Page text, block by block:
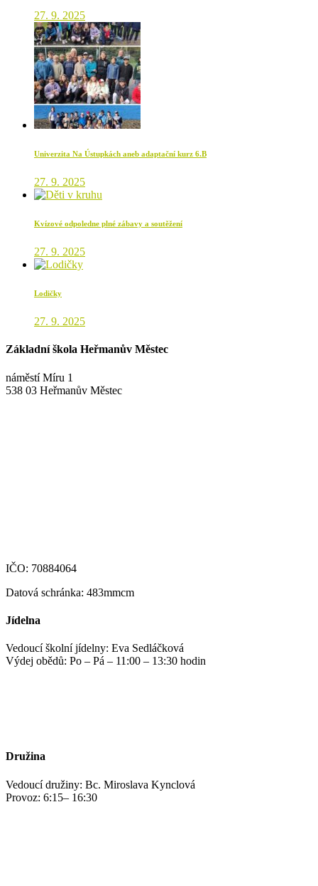
27. 9. 2025
Univerzita Na Ústupkách aneb adaptační kurz 6.B
27. 9. 2025
Kvízové odpoledne plné zábavy a soutěžení
27. 9. 2025
Lodičky
27. 9. 2025
Základní škola Heřmanův Městec
náměstí Míru 1
538 03 Heřmanův Městec
IČO: 70884064
Datová schránka: 483mmcm
Jídelna
Vedoucí školní jídelny: Eva Sedláčková
Výdej obědů: Po – Pá – 11:00 – 13:30 hodin
Družina
Vedoucí družiny: Bc. Miroslava Kynclová
Provoz: 6:15– 16:30